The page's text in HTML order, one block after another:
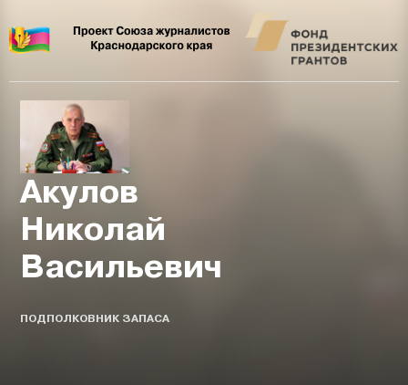
Акулов
Николай
Васильевич
ПОДПОЛКОВНИК ЗАПАСА